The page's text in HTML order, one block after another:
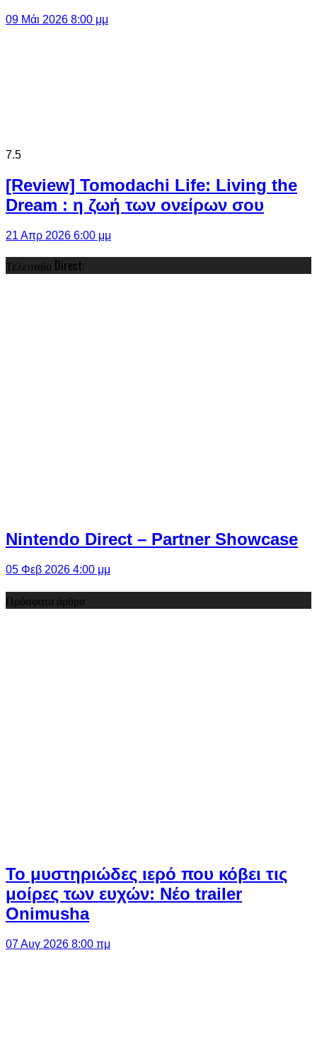
09 Μάι 2026 8:00 μμ
7.5
[Review] Tomodachi Life: Living the
Dream : η ζωή των ονείρων σου
21 Απρ 2026 6:00 μμ
Τελευταίο Direct:
Nintendo Direct – Partner Showcase
05 Φεβ 2026 4:00 μμ
Πρόσφατα άρθρα
Το μυστηριώδες ιερό που κόβει τις
μοίρες των ευχών: Νέο trailer
Onimusha
07 Αυγ 2026 8:00 πμ